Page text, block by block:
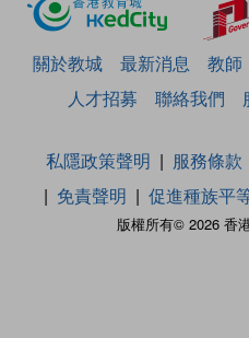
關於教城 最新消息 教師
人才招募
聯絡我們
版權所有© 2026 香
私隱政策聲明 服務條款
免責聲明
促進種族平